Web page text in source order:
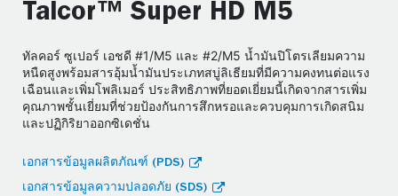
Talcor™ Super HD M5
ทัลคอร์ ซูเปอร์ เอชดี #1/M5 และ #2/M5 น้ำมันปิโตรเลียมความ
หนืดสูงพร้อมสารอุ้มน้ำมันประเภทสบู่ลิเธียมที่มีความคงทนต่อแรง
เฉือนและเพิ่มโพลิเมอร์ ประสิทธิภาพที่ยอดเยี่ยมนี้เกิดจากสารเพิ่ม
คุณภาพชั้นเยี่ยมที่ช่วยป้องกันการสึกหรอและควบคุมการเกิดสนิม
และปฏิกิริยาออกซิเดชั่น
เอกสารข้อมูลผลิตภัณฑ์ (PDS)
เอกสารข้อมูลความปลอดภัย (SDS)